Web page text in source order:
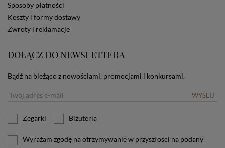
Sposoby płatności
Koszty i formy dostawy
Zwroty i reklamacje
DOŁĄCZ DO NEWSLETTERA
Bądź na bieżąco z nowościami, promocjami i konkursami.
WYŚLIJ
Zegarki Biżuteria
Wyrażam zgodę na otrzymywanie w przyszłości na podany